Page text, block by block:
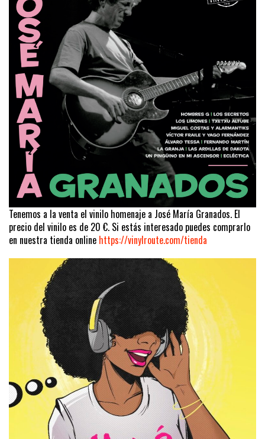
Tenemos a la venta el vinilo homenaje a José María Granados. El
precio del vinilo es de 20 €. Si estás interesado puedes comprarlo
en nuestra tienda online https://vinylroute.com/tienda